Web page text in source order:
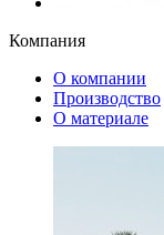
Компания
О компании
Производство
О материале